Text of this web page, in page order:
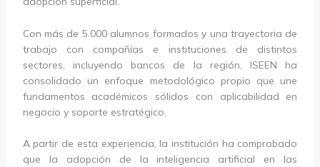
Con más de 5.000 alumnos formados y una trayectoria de
trabajo con compañías e instituciones de distintos
sectores, incluyendo bancos de la región, ISEEN ha
consolidado un enfoque metodológico propio que une
fundamentos académicos sólidos con aplicabilidad en
negocio y soporte estratégico.
A partir de esta experiencia, la institución ha comprobado
que la adopción de la inteligencia artificial en las